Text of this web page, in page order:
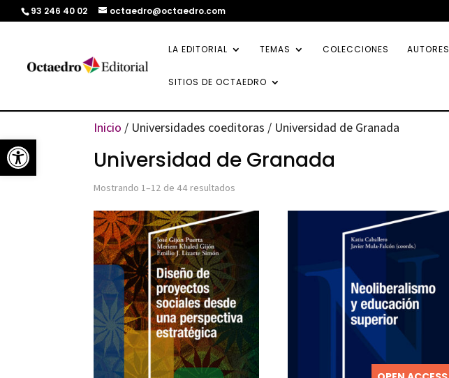
Abrir barra de herramientas
93 246 40 02 octaedro@octaedro.com
LA EDITORIAL TEMAS COLECCIONES AUTORES
SITIOS DE OCTAEDRO
Inicio / Universidades coeditoras / Universidad de Granada
Universidad de Granada
Mostrando 1–12 de 44 resultados
por